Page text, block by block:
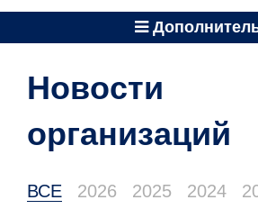
Новости
организаций
ВСЕ 2026 2025 2024